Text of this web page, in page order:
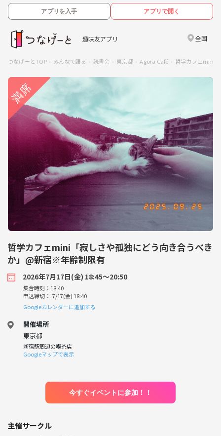
アプリを入手 アプリで開く
趣味友アプリ 全国
つなげーとTOP みんなで語る 読書会 東京都 Agora Café 哲学カフェmini
哲学カフェmini「寂しさや孤独にどう向き合うべき
か」@新宿※年齢制限有
2026年7月17日(金) 18:45〜20:50
集合時刻：18:40
申込締切： 7/17(金) 18:40
Googleカレンダーに追加する
開催場所
東京都
新宿駅周辺の喫茶店
Googleマップで表示
今すぐイベントに参加！！
主催サークル